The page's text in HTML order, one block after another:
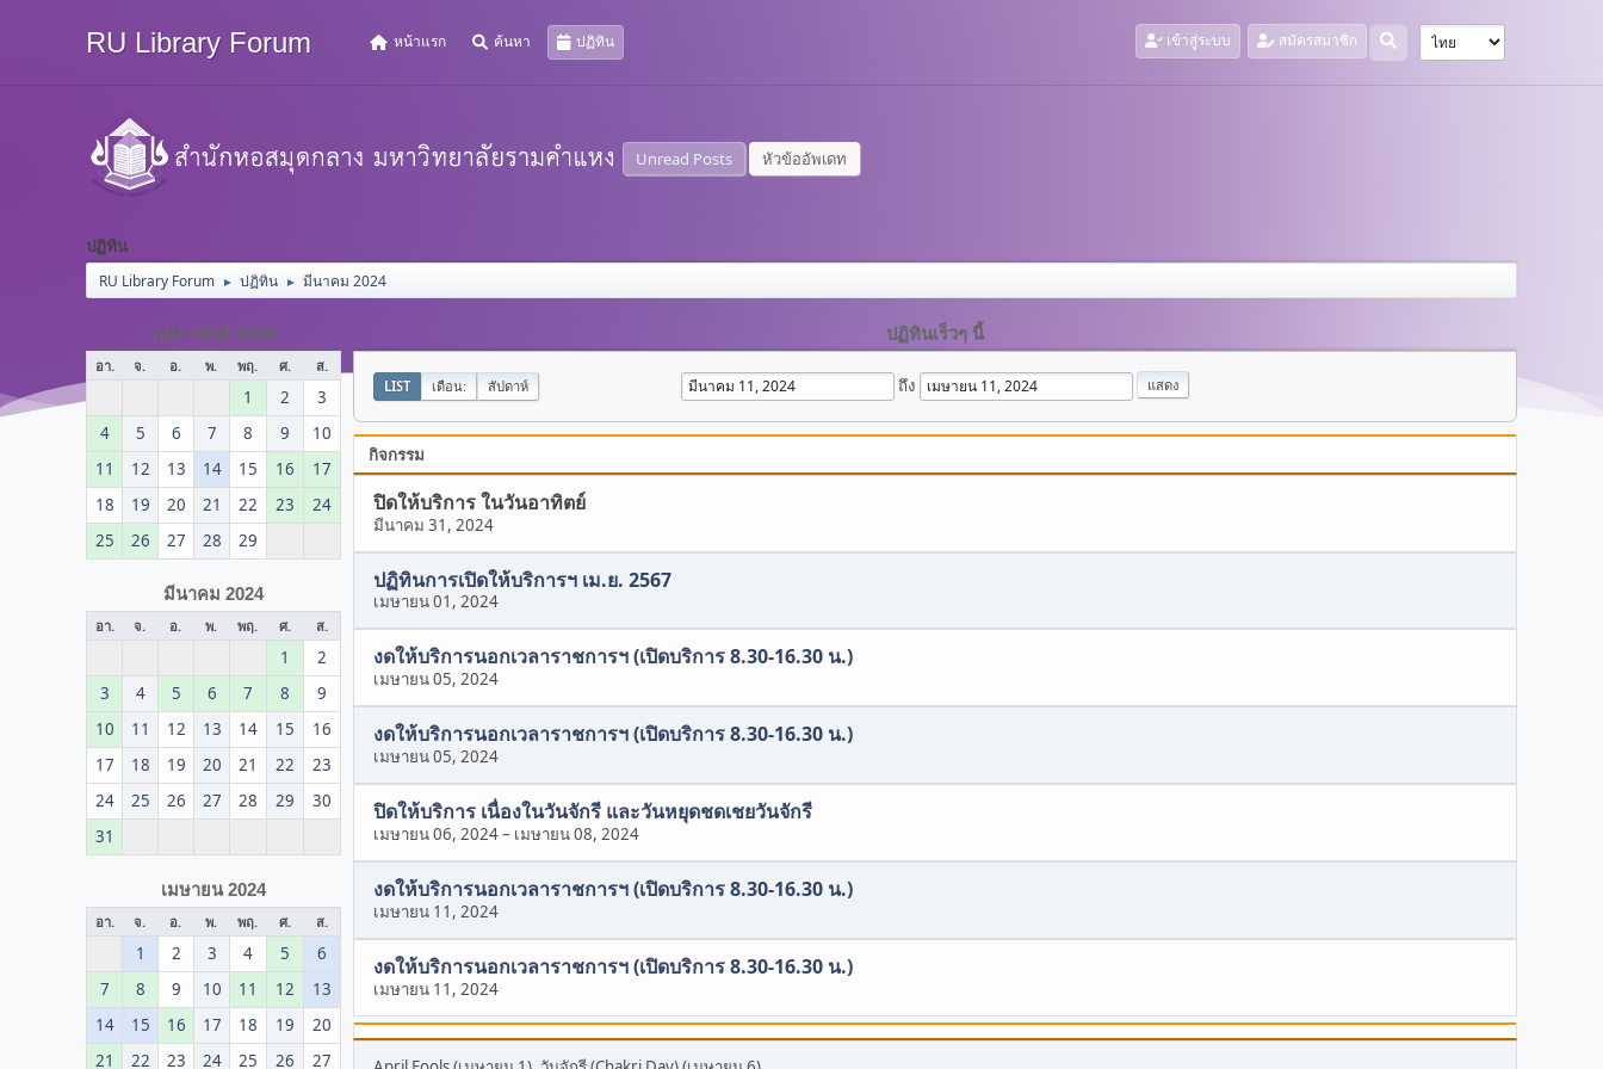
RU Library Forum หน้าแรก ค้นหา ปฏิทิน เข้าสู่ระบบ สมัครสมาชิก
Unread Posts หัวข้ออัพเดท
ปฏิทิน
RU Library Forum ► ปฏิทิน ► มีนาคม 2024
กุมภาพันธ์ 2024
อา. จ. อ. พ. พฤ. ศ. ส.
1 2
3
4
5 6 7 8 9
10
11
12 13 14 15 16
17
18
19 20 21 22 23
24
25
26 27 28 29
มีนาคม 2024
อา. จ. อ. พ. พฤ. ศ. ส.
1
2
3
4 5 6 7 8
9
10
11 12 13 14 15
16
17
18 19 20 21 22
23
24
25 26 27 28 29
30
31
เมษายน 2024
อา. จ. อ. พ. พฤ. ศ. ส.
1 2 3 4 5
6
7
8 9 10 11 12
13
14
15 16 17 18 19
20
21
22 23 24 25 26 27
ปฏิทินเร็วๆ นี้
LIST เดือน: สัปดาห์ ถึง
กิจกรรม
ปิดให้บริการ ในวันอาทิตย์
มีนาคม 31, 2024
ปฏิทินการเปิดให้บริการฯ เม.ย. 2567
เมษายน 01, 2024
งดให้บริการนอกเวลาราชการฯ (เปิดบริการ 8.30-16.30 น.)
เมษายน 05, 2024
งดให้บริการนอกเวลาราชการฯ (เปิดบริการ 8.30-16.30 น.)
เมษายน 05, 2024
ปิดให้บริการ เนื่องในวันจักรี และวันหยุดชดเชยวันจักรี
เมษายน 06, 2024– เมษายน 08, 2024
งดให้บริการนอกเวลาราชการฯ (เปิดบริการ 8.30-16.30 น.)
เมษายน 11, 2024
งดให้บริการนอกเวลาราชการฯ (เปิดบริการ 8.30-16.30 น.)
เมษายน 11, 2024